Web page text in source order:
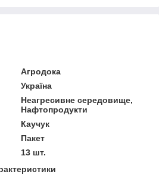
Агродока
Україна
Неагресивне середовище,
Нафтопродукти
Каучук
Пакет
13 шт.